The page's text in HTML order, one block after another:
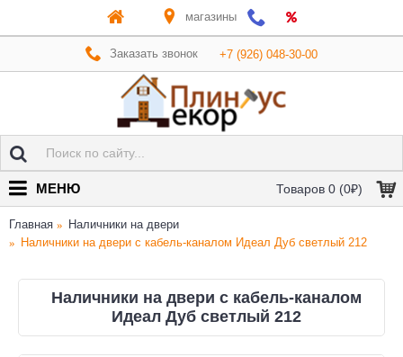
магазины
Заказать звонок +7 (926) 048-30-00
Товаров 0 (0₽)
МЕНЮ
Главная
Наличники на двери
Наличники на двери с кабель-каналом Идеал Дуб светлый 212
Наличники на двери с кабель-каналом
Идеал Дуб светлый 212